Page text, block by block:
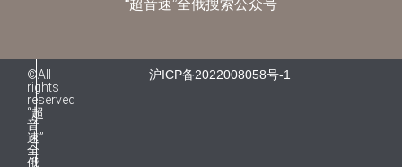
“超音速”全俄搜索公众号
©All
rights
reserved
“超
音
速”
全
俄
沪ICP备2022008058号-1